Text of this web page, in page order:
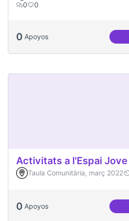
0
0
0 Apoyos
Activitats a l'Espai
Taula Comunitària, març 2022
0 Apoyos